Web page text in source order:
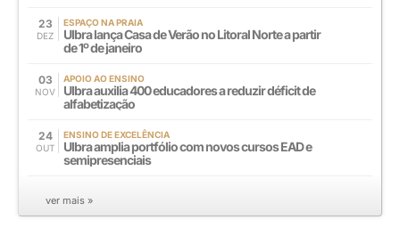
23
DEZ
ESPAÇO NA PRAIA
Ulbra lança Casa de Verão no Litoral Norte a partir
de 1º de janeiro
03
NOV
APOIO AO ENSINO
Ulbra auxilia 400 educadores a reduzir déficit de
alfabetização
24
OUT
ENSINO DE EXCELÊNCIA
Ulbra amplia portfólio com novos cursos EAD e
semipresenciais
ver mais »